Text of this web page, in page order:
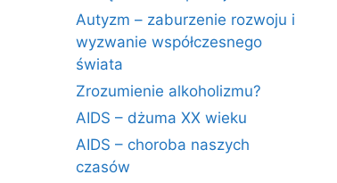
Autyzm – zaburzenie rozwoju i
wyzwanie współczesnego
świata
Zrozumienie alkoholizmu?
AIDS – dżuma XX wieku
AIDS – choroba naszych
czasów